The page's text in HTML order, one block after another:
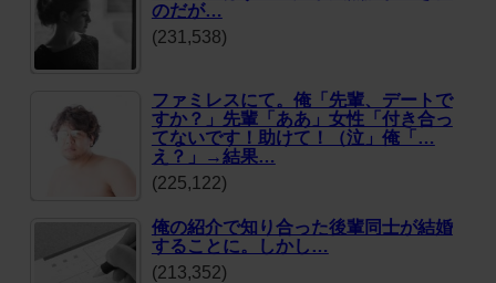
のだが…
(231,538)
ファミレスにて。俺「先輩、デートで
すか？」先輩「ああ」女性「付き合っ
てないです！助けて！（泣」俺「…
え？」→結果…
(225,122)
俺の紹介で知り合った後輩同士が結婚
することに。しかし…
(213,352)